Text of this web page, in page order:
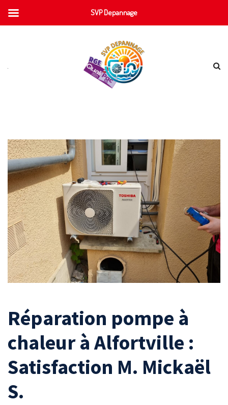
Réparation pompe à
chaleur à Alfortville :
Satisfaction M. Mickaël
S.
SVP Depannage